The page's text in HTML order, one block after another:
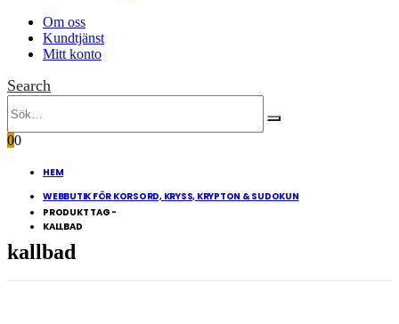
Om oss
Kundtjänst
Mitt konto
Search
00
HEM
WEBBUTIK FÖR KORSORD, KRYSS, KRYPTON & SUDOKUN
PRODUKT TAG -
KALLBAD
kallbad